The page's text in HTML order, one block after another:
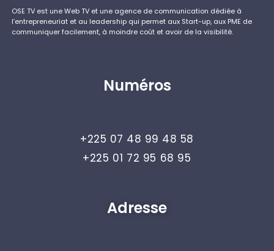
OSE TV est une Web TV et une agence de communication dédiée à
l’entrepreneuriat et au leadership qui permet aux Start-up, aux PME de
communiquer facilement, à moindre coût et avoir de la visibilité.
Numéros
+225 07 48 99 48 58
+225 01 72 95 68 95
Adresse